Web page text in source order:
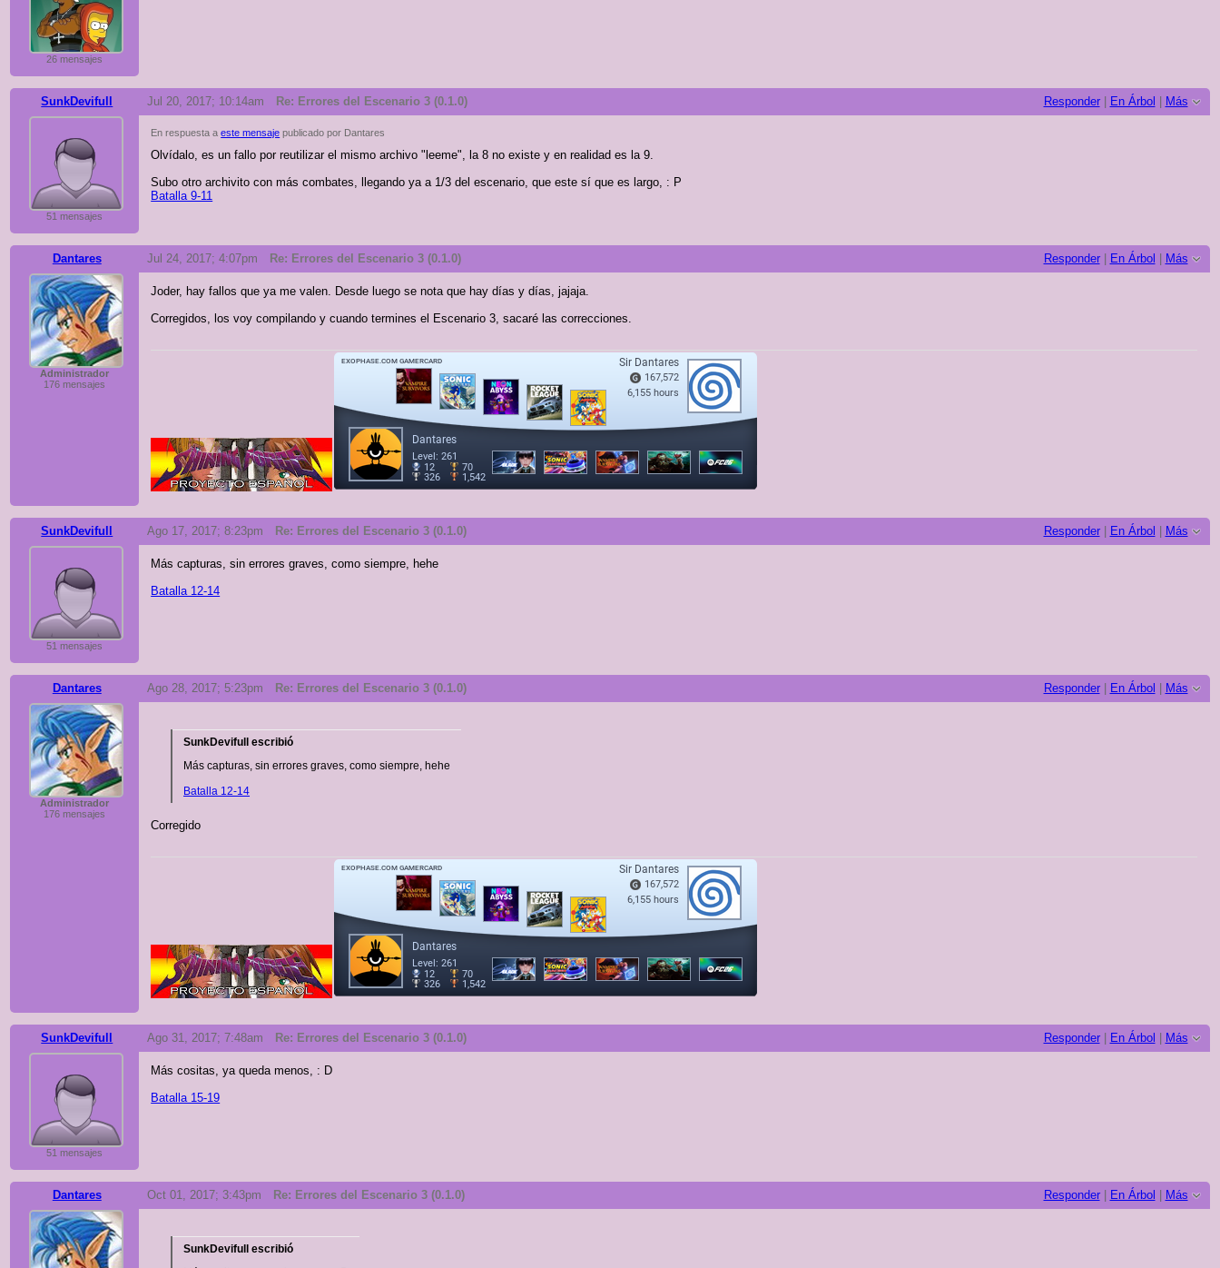
26 mensajes
SunkDevifull Responder| En Árbol Más
Jul 20, 2017; 10:14am Re: Errores del Escenario 3 (0.1.0)
51 mensajes
En respuesta aeste mensaje publicado por Dantares
Olvídalo, es un fallo por reutilizar el mismo archivo "leeme", la 8 no existe y en realidad es la 9.
Subo otro archivito con más combates, llegando ya a 1/3 del escenario, que este sí que es largo, : P
Batalla 9-11
Dantares Responder| En Árbol Más
Jul 24, 2017; 4:07pm Re: Errores del Escenario 3 (0.1.0)
Administrador
176 mensajes
Joder, hay fallos que ya me valen. Desde luego se nota que hay días y días, jajaja.
Corregidos, los voy compilando y cuando termines el Escenario 3, sacaré las correcciones.
SunkDevifull Responder| En Árbol Más
Ago 17, 2017; 8:23pm Re: Errores del Escenario 3 (0.1.0)
51 mensajes
Más capturas, sin errores graves, como siempre, hehe
Batalla 12-14
Dantares Responder| En Árbol Más
Ago 28, 2017; 5:23pm Re: Errores del Escenario 3 (0.1.0)
Administrador
176 mensajes
SunkDevifull escribió
Más capturas, sin errores graves, como siempre, hehe
Batalla 12-14
Corregido
SunkDevifull Responder| En Árbol Más
Ago 31, 2017; 7:48am Re: Errores del Escenario 3 (0.1.0)
51 mensajes
Más cositas, ya queda menos, : D
Batalla 15-19
Dantares Responder| En Árbol Más
Oct 01, 2017; 3:43pm Re: Errores del Escenario 3 (0.1.0)
SunkDevifull escribió